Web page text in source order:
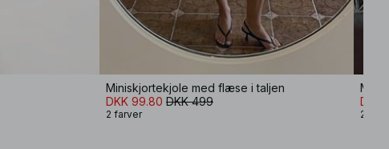
Miniskjortekjole med flæse i taljen
DKK 99.80 DKK 499
2 farver
DKK
2